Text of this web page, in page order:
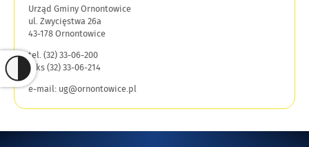
Urząd Gminy Ornontowice
ul. Zwycięstwa 26a
43-178 Ornontowice
tel. (32) 33-06-200
faks (32) 33-06-214
e-mail: ug@ornontowice.pl